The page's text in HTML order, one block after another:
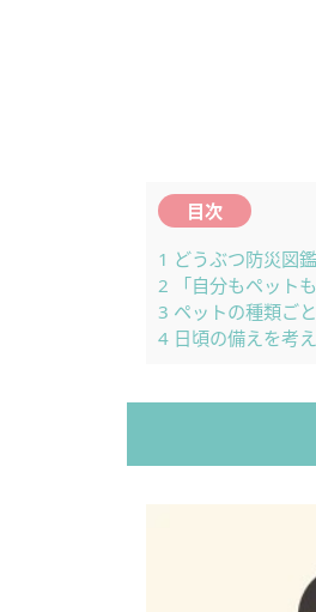
目次
1 どうぶつ防災図鑑
2 「自分もペット
3 ペットの種類ご
4 日頃の備えを考